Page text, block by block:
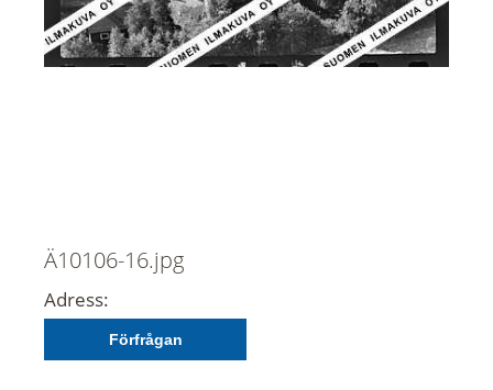
Ä10106-16.jpg
Adress:
Förfrågan